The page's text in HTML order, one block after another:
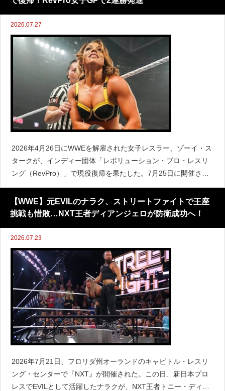
2026.07.27
2026年4月26日にWWEを解雇された女子レスラー、ゾーイ・ス
タークが、インディー団体「レボリューション・プロ・レスリ
ング（RevPro）」で現役復帰を果たした。7月25日に開催され
た「RevPro女子グランプリトーナメント」に出場したゾーイ
は、1回戦でゼウクシスと対戦。持ち前のレスリング
【WWE】元EVILのナラク、ストリートファイトで王座
挑戦も惜敗…NXT王者ディアンジェロが防衛成功へ！
2026.07.23
2026年7月21日、フロリダ州オーランドのキャピトル・レスリ
ング・センターで『NXT』が開催された。この日、新日本プロ
レスでEVILとして活躍したナラクが、NXT王者トニー・ディア